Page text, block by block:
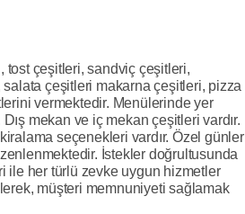
tost çeşitleri, sandviç çeşitleri,
çeşitleri makarna çeşitleri, pizza
vermektedir. Menülerinde yer
mekan ve iç mekan çeşitleri vardır.
seçenekleri vardır. Özel günler
İstekler doğrultusunda
ile her türlü zevke uygun hizmetler
müşteri memnuniyeti sağlamak